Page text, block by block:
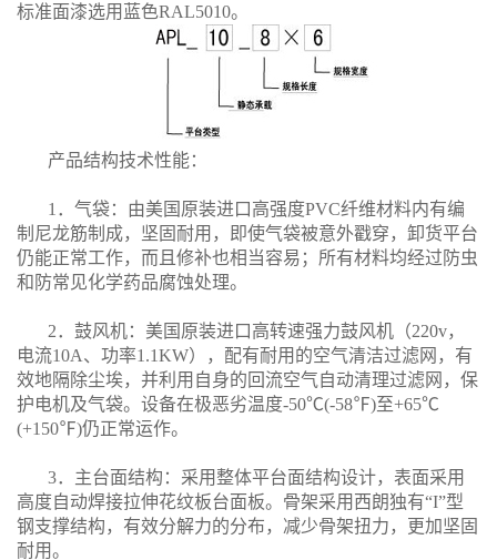
标准面漆选用蓝色RAL5010。
产品结构技术性能：
1．气袋：由美国原装进口高强度PVC纤维材料内有编
制尼龙筋制成，坚固耐用，即使气袋被意外戳穿，卸货平台
仍能正常工作，而且修补也相当容易；所有材料均经过防虫
和防常见化学药品腐蚀处理。
2．鼓风机：美国原装进口高转速强力鼓风机（220v，
电流10A、功率1.1KW），配有耐用的空气清洁过滤网，有
效地隔除尘埃，并利用自身的回流空气自动清理过滤网，保
护电机及气袋。设备在极恶劣温度-50℃(-58℉)至+65℃
(+150℉)仍正常运作。
3．主台面结构：采用整体平台面结构设计，表面采用
高度自动焊接拉伸花纹板台面板。骨架采用西朗独有“I”型
钢支撑结构，有效分解力的分布，减少骨架扭力，更加坚固
耐用。